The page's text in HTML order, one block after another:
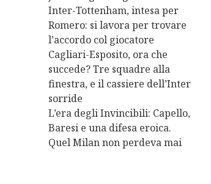
Inter-Tottenham, intesa per
Romero: si lavora per trovare
l’accordo col giocatore
Cagliari-Esposito, ora che
succede? Tre squadre alla
finestra, e il cassiere dell’Inter
sorride
L’era degli Invincibili: Capello,
Baresi e una difesa eroica.
Quel Milan non perdeva mai